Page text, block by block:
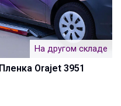
На другом складе
Пленка Orajet 3951